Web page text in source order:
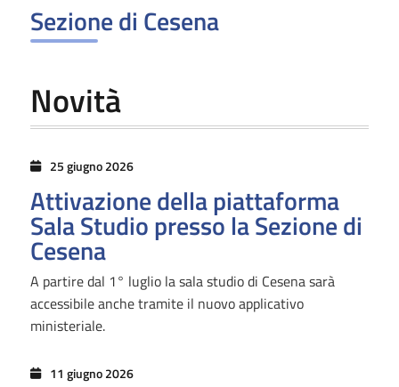
Sezione di Cesena
Novità
25 giugno 2026
Attivazione della piattaforma
Sala Studio presso la Sezione di
Cesena
A partire dal 1° luglio la sala studio di Cesena sarà
accessibile anche tramite il nuovo applicativo
ministeriale.
11 giugno 2026